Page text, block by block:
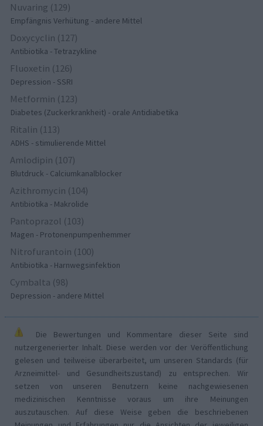
Nuvaring (129)
Empfängnis Verhütung - andere Mittel
Doxycyclin (127)
Antibiotika - Tetrazykline
Fluoxetin (126)
Depression - SSRI
Metformin (123)
Diabetes (Zuckerkrankheit) - orale Antidiabetika
Ritalin (113)
ADHS - stimulierende Mittel
Amlodipin (107)
Blutdruck - Calciumkanalblocker
Azithromycin (104)
Antibiotika - Makrolide
Pantoprazol (103)
Magen - Protonenpumpenhemmer
Nitrofurantoin (100)
Antibiotika - Harnwegsinfektion
Cymbalta (98)
Depression - andere Mittel
Die Bewertungen und Kommentare dieser Seite sind
nutzergenerierter Inhalt. Diese werden vor der Veröffentlichung
gelesen und teilweise überarbeitet, um unseren Standards (für
Arzneimittel- und Gesundheitszustand) zu entsprechen. Wir
setzen von unseren Benutzern keine nachgewiesenen
medizinischen Kenntnisse voraus um ihre Meinungen
auszutauschen. Auf diese Weise geben die beschriebenen